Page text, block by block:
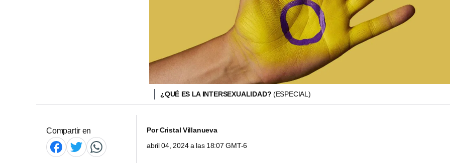
¿QUÉ ES LA INTERSEXUALIDAD? (ESPECIAL)
Compartir en PorCristal Villanueva
abril 04, 2024 a las 18:07 GMT-6